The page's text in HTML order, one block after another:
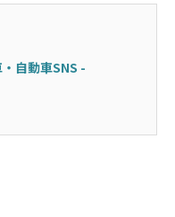
自動車SNS -